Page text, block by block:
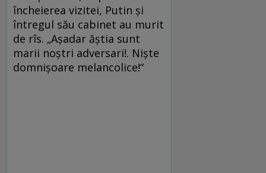
încheierea vizitei, Putin şi
întregul său cabinet au murit
de rîs. „Aşadar ăştia sunt
marii noştri adversari!. Nişte
domnişoare melancolice!“